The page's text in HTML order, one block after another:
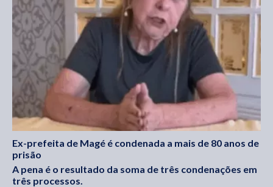
Ex-prefeita de Magé é condenada a mais de 80 anos de
prisão
A pena é o resultado da soma de três condenações em
três processos.